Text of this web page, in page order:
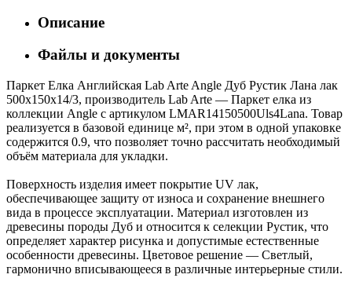
Описание
Файлы и документы
Паркет Елка Английская Lab Arte Angle Дуб Рустик Лана лак
500х150х14/3, производитель Lab Arte — Паркет елка из
коллекции Angle с артикулом LMAR14150500Uls4Lana. Товар
реализуется в базовой единице м², при этом в одной упаковке
содержится 0.9, что позволяет точно рассчитать необходимый
объём материала для укладки.
Поверхность изделия имеет покрытие UV лак,
обеспечивающее защиту от износа и сохранение внешнего
вида в процессе эксплуатации. Материал изготовлен из
древесины породы Дуб и относится к селекции Рустик, что
определяет характер рисунка и допустимые естественные
особенности древесины. Цветовое решение — Светлый,
гармонично вписывающееся в различные интерьерные стили.